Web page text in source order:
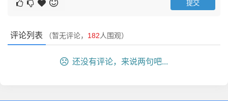
评论列表 （暂无评论， 182人围观）
还没有评论，来说两句吧...